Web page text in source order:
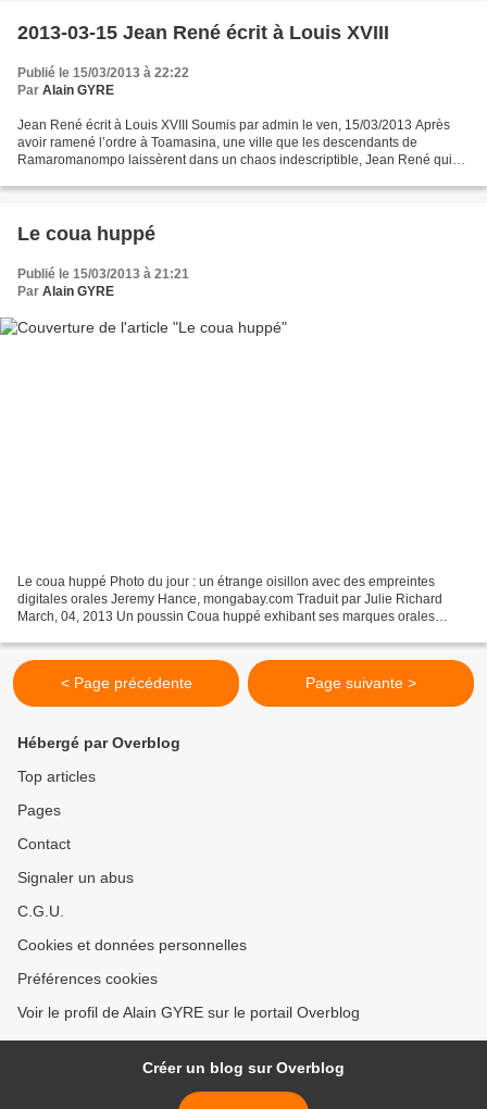
2013-03-15 Jean René écrit à Louis XVIII
Publié le 15/03/2013 à 22:22
Par Alain GYRE
Jean René écrit à Louis XVIII Soumis par admin le ven, 15/03/2013 Après
avoir ramené l’ordre à Toamasina, une ville que les descendants de
Ramaromanompo laissèrent dans un chaos indescriptible, Jean René qui
Le coua huppé
Publié le 15/03/2013 à 21:21
Par Alain GYRE
Le coua huppé Photo du jour : un étrange oisillon avec des empreintes
digitales orales Jeremy Hance, mongabay.com Traduit par Julie Richard
March, 04, 2013 Un poussin Coua huppé exhibant ses marques orales
< Page précédente Page suivante >
Hébergé par Overblog
Top articles
Pages
Contact
Signaler un abus
C.G.U.
Cookies et données personnelles
Préférences cookies
Voir le profil de Alain GYRE sur le portail Overblog
Créer un blog sur Overblog